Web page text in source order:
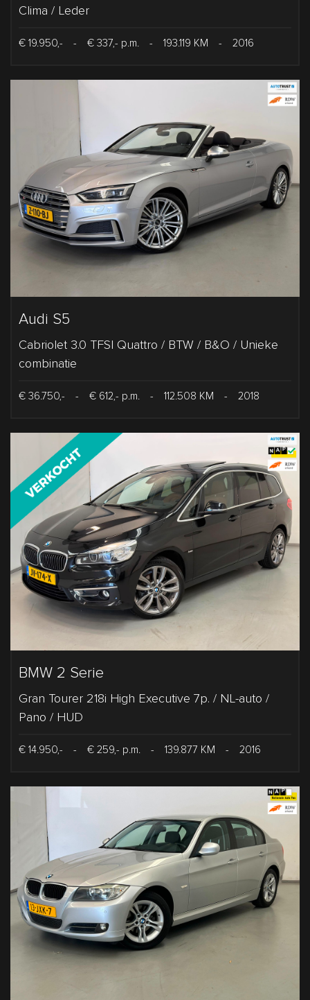
Clima / Leder
€ 19.950,- - € 337,- p.m. - 193.119 KM - 2016
Audi S5
Cabriolet 3.0 TFSI Quattro / BTW / B&O / Unieke
combinatie
€ 36.750,- - € 612,- p.m. - 112.508 KM - 2018
BMW 2 Serie
Gran Tourer 218i High Executive 7p. / NL-auto /
Pano / HUD
€ 14.950,- - € 259,- p.m. - 139.877 KM - 2016